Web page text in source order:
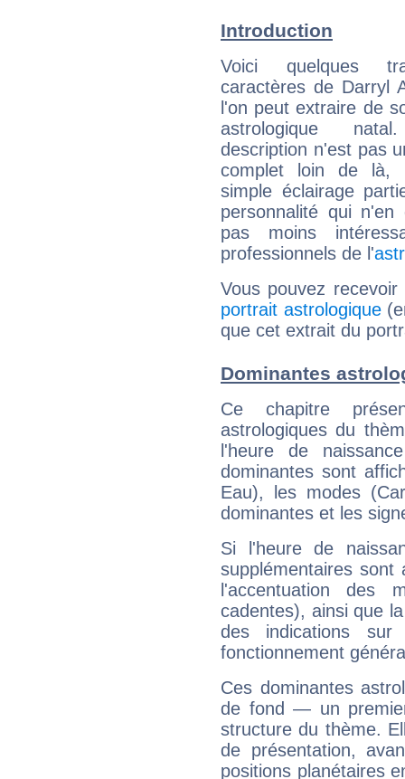
Introduction
Voici quelques
caractères de Darryl
l'on peut extraire de
astrologique
description n'est pas
complet loin de là,
simple éclairage
personnalité qui n'en
pas moins
professionnels de l'
Vous pouvez
portrait astrologique
que cet extrait du
Dominantes
Ce chapitre
astrologiques du
l'heure de
dominantes sont
Eau), les modes
dominantes et les
Si l'heure de
supplémentaires sont
l'accentuation des
cadentes), ainsi que
des indications sur
fonctionnement
Ces dominantes
de fond — un
structure du thème.
de présentation,
positions planétaires